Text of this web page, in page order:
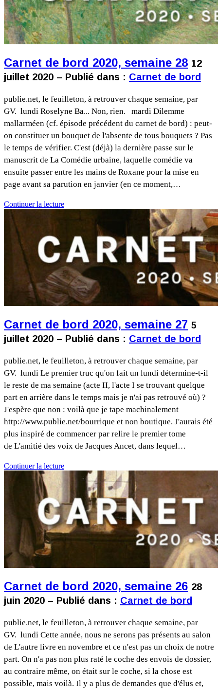
Carnet de bord 2020, semaine 28 12
juillet 2020 – Publié dans : Carnet de bord
publie.net, le feuilleton, à retrouver chaque semaine, par
GV. lundi Roselyne Ba... Non, rien. mardi Dilemme
mallarméen (cf. épisode précédent du carnet de bord) : peut-
on constituer un bouquet de l'absente de tous bouquets ? Pas
le temps de vérifier. C'est (déjà) la dernière passe sur le
manuscrit de La Comédie urbaine, laquelle comédie va
ensuite passer entre les mains de Roxane pour la mise en
page avant sa parution en janvier (en ce moment,…
Continuer la lecture
Carnet de bord 2020, semaine 27 5
juillet 2020 – Publié dans : Carnet de bord
publie.net, le feuilleton, à retrouver chaque semaine, par
GV. lundi Le premier truc qu'on fait un lundi détermine-t-il
le reste de ma semaine (acte II, l'acte I se trouvant quelque
part en arrière dans le temps mais je n'ai pas retrouvé où) ?
J'espère que non : voilà que je tape machinalement
http://www.publie.net/bourrique et non boutique. J'aurais été
plus inspiré de commencer par relire le premier tome
de L'amitié des voix de Jacques Ancet, dans lequel…
Continuer la lecture
Carnet de bord 2020, semaine 26 28
juin 2020 – Publié dans : Carnet de bord
publie.net, le feuilleton, à retrouver chaque semaine, par
GV. lundi Cette année, nous ne serons pas présents au salon
de L'autre livre en novembre et ce n'est pas un choix de notre
part. On n'a pas non plus raté le coche des envois de dossier,
au contraire même, on était sur le coche, si la chose est
possible, mais voilà. Il y a plus de demandes que d'élus et,